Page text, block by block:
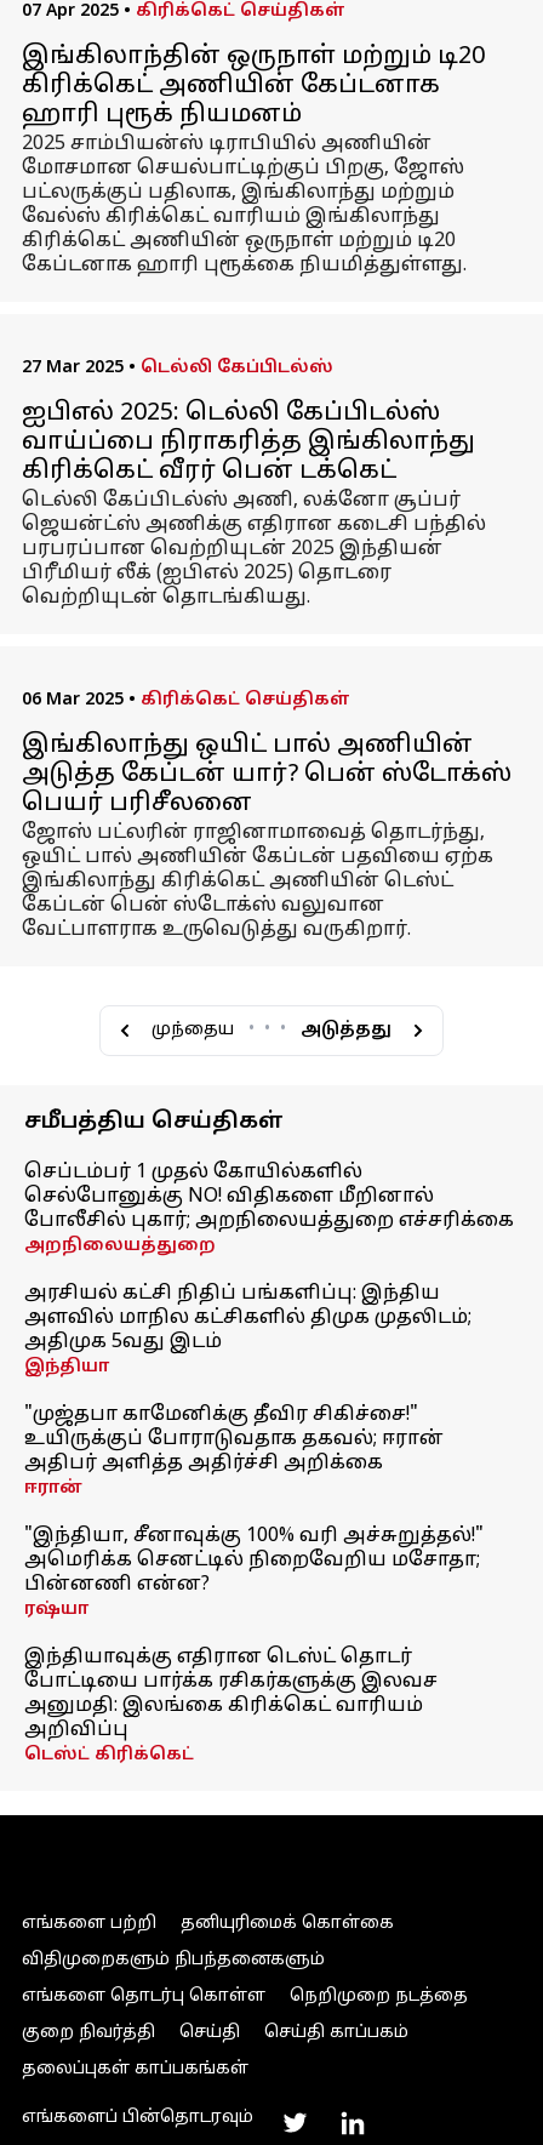
07 Apr 2025 • கிரிக்கெட் செய்திகள்
இங்கிலாந்தின் ஒருநாள் மற்றும் டி20
கிரிக்கெட் அணியின் கேப்டனாக
ஹாரி புரூக் நியமனம்
2025 சாம்பியன்ஸ் டிராபியில் அணியின்
மோசமான செயல்பாட்டிற்குப் பிறகு, ஜோஸ்
பட்லருக்குப் பதிலாக, இங்கிலாந்து மற்றும்
வேல்ஸ் கிரிக்கெட் வாரியம் இங்கிலாந்து
கிரிக்கெட் அணியின் ஒருநாள் மற்றும் டி20
கேப்டனாக ஹாரி புரூக்கை நியமித்துள்ளது.
27 Mar 2025 • டெல்லி கேப்பிடல்ஸ்
ஐபிஎல் 2025: டெல்லி கேப்பிடல்ஸ்
வாய்ப்பை நிராகரித்த இங்கிலாந்து
கிரிக்கெட் வீரர் பென் டக்கெட்
டெல்லி கேப்பிடல்ஸ் அணி, லக்னோ சூப்பர்
ஜெயன்ட்ஸ் அணிக்கு எதிரான கடைசி பந்தில்
பரபரப்பான வெற்றியுடன் 2025 இந்தியன்
பிரீமியர் லீக் (ஐபிஎல் 2025) தொடரை
வெற்றியுடன் தொடங்கியது.
06 Mar 2025 • கிரிக்கெட் செய்திகள்
இங்கிலாந்து ஒயிட் பால் அணியின்
அடுத்த கேப்டன் யார்? பென் ஸ்டோக்ஸ்
பெயர் பரிசீலனை
ஜோஸ் பட்லரின் ராஜினாமாவைத் தொடர்ந்து,
ஒயிட் பால் அணியின் கேப்டன் பதவியை ஏற்க
இங்கிலாந்து கிரிக்கெட் அணியின் டெஸ்ட்
கேப்டன் பென் ஸ்டோக்ஸ் வலுவான
வேட்பாளராக உருவெடுத்து வருகிறார்.
முந்தைய • • • அடுத்தது
சமீபத்திய செய்திகள்
செப்டம்பர் 1 முதல் கோயில்களில்
செல்போனுக்கு NO! விதிகளை மீறினால்
போலீசில் புகார்; அறநிலையத்துறை எச்சரிக்கை
அறநிலையத்துறை
அரசியல் கட்சி நிதிப் பங்களிப்பு: இந்திய
அளவில் மாநில கட்சிகளில் திமுக முதலிடம்;
அதிமுக 5வது இடம்
இந்தியா
"முஜ்தபா காமேனிக்கு தீவிர சிகிச்சை!"
உயிருக்குப் போராடுவதாக தகவல்; ஈரான்
அதிபர் அளித்த அதிர்ச்சி அறிக்கை
ஈரான்
"இந்தியா, சீனாவுக்கு 100% வரி அச்சுறுத்தல்!"
அமெரிக்க செனட்டில் நிறைவேறிய மசோதா;
பின்னணி என்ன?
ரஷ்யா
இந்தியாவுக்கு எதிரான டெஸ்ட் தொடர்
போட்டியை பார்க்க ரசிகர்களுக்கு இலவச
அனுமதி: இலங்கை கிரிக்கெட் வாரியம்
அறிவிப்பு
டெஸ்ட் கிரிக்கெட்
எங்களை பற்றி
தனியுரிமைக் கொள்கை
விதிமுறைகளும் நிபந்தனைகளும்
எங்களை தொடர்பு கொள்ள
நெறிமுறை நடத்தை
குறை நிவர்த்தி
செய்தி
செய்தி காப்பகம்
தலைப்புகள் காப்பகங்கள்
எங்களைப் பின்தொடரவும்